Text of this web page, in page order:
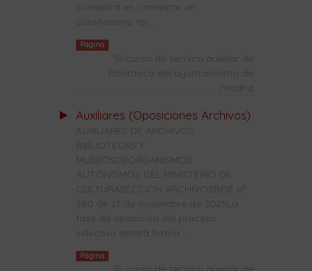
consistirá en contestar un
cuestionario tip...
Página
curso de tecnico auxiliar de
biblioteca del ayuntamiento de
madrid
Auxiliares (Oposiciones Archivos)
AUXILIARES DE ARCHIVOS,
BIBLIOTECAS Y
MUSEOSDEORGANISMOS
AUTÓNOMOS DEL MINISTERIO DE
CULTURASECCIÓN ARCHIVOSBOE nº
280 de 21 de noviembre de 2025La
fase de oposición del proceso
selectivo estará forma...
Página